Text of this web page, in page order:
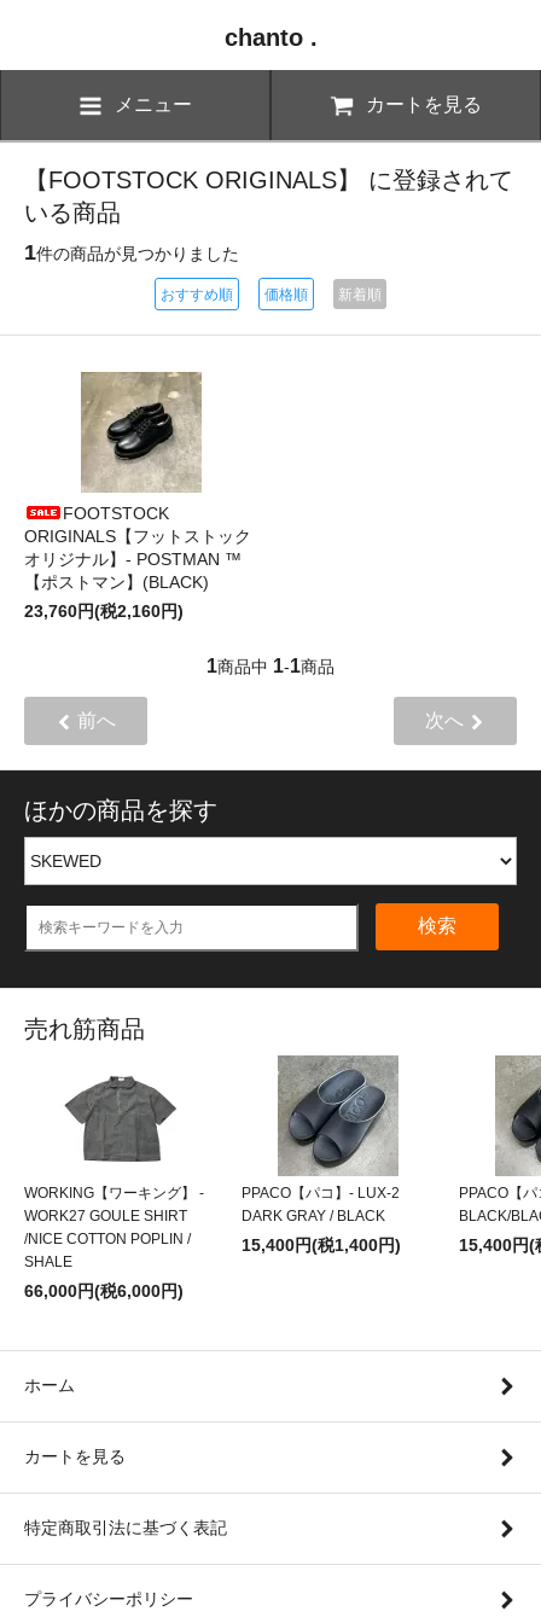
chanto .
メニュー カートを見る
【FOOTSTOCK ORIGINALS】 に登録されて
いる商品
1件の商品が見つかりました
おすすめ順 価格順 新着順
FOOTSTOCK
ORIGINALS【フットストック
オリジナル】- POSTMAN ™️
【ポストマン】(BLACK)
23,760円(税2,160円)
1商品中 1-1商品
前へ 次へ
ほかの商品を探す
検索
売れ筋商品
WORKING【ワーキング】 -
WORK27 GOULE SHIRT
/NICE COTTON POPLIN /
SHALE
66,000円(税6,000円)
PPACO【パコ】- LUX-2
DARK GRAY / BLACK
15,400円(税1,400円)
PPACO【
BLACK/
15,400円(
ホーム
カートを見る
特定商取引法に基づく表記
プライバシーポリシー